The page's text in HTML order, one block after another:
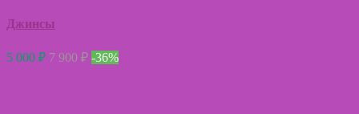
Джинсы
5 000 ₽ 7 900 ₽ -36%